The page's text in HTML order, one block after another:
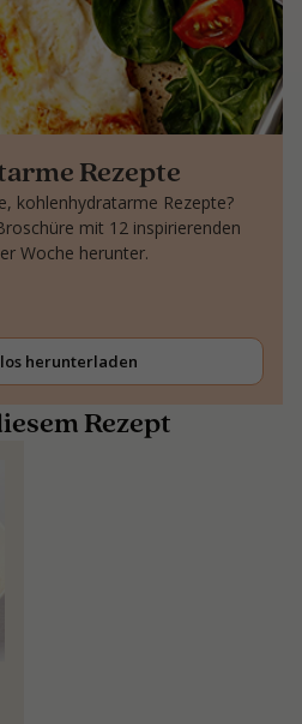
Rezept
Rezepte
kohlenhydratarme Rezepte?
mit 12 inspirierenden
Woche herunter.
herunterladen